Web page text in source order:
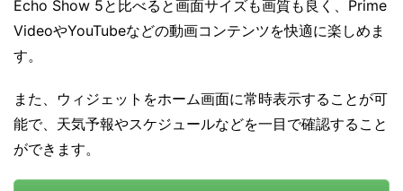
Echo Show 5と比べると画面サイズも画質も良く、Prime
VideoやYouTubeなどの動画コンテンツを快適に楽しめま
す。
また、ウィジェットをホーム画面に常時表示することが可
能で、天気予報やスケジュールなどを一目で確認すること
ができます。